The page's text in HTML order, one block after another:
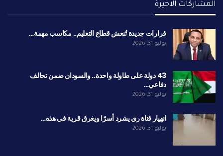
المشاركات الاخيرة
قرارات جديدة تُنعش قطاع التعليم.. مكاسب مهمة…
يوليو 31, 2026
43 دولة على طاولة واحدة.. والسودان ضمن تحالف
دفاعي…
يوليو 31, 2026
انهيار قناة ري يشرد أسرًا ويغرق قرية في هذه…
يوليو 31, 2026